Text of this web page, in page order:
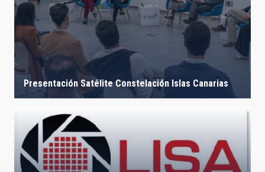
Presentación Satélite Constelación Islas Canarias